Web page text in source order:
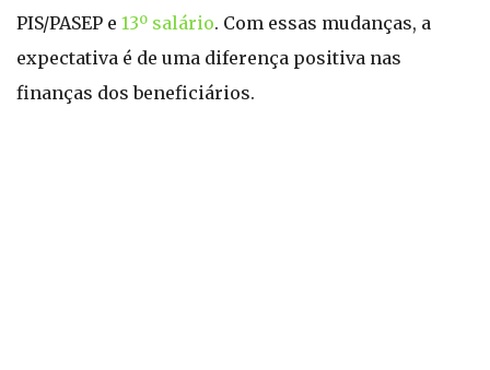
PIS/PASEP e 13º salário. Com essas mudanças, a
expectativa é de uma diferença positiva nas
finanças dos beneficiários.